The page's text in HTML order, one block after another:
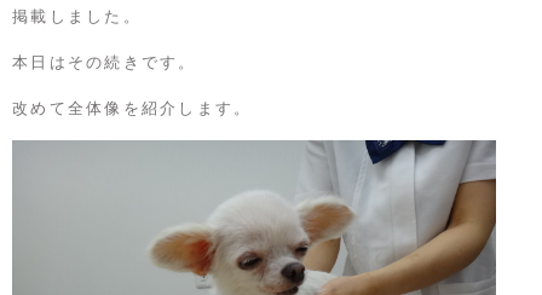
掲載しました。
本日はその続きです。
改めて全体像を紹介します。